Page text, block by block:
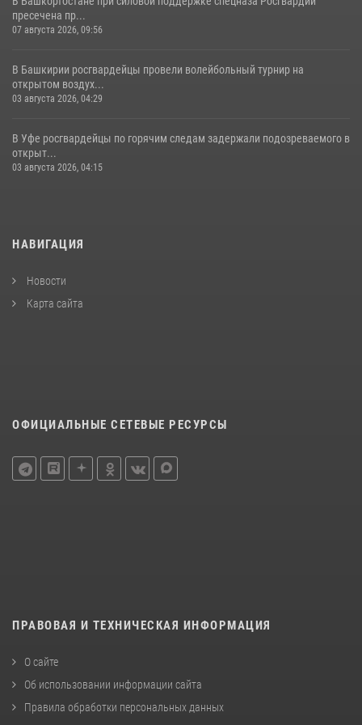
пресечена пр...
07 августа 2026, 09:56
В Башкирии росгвардейцы провели волейбольный турнир на
открытом воздух...
03 августа 2026, 04:29
В Уфе росгвардейцы по горячим следам задержали подозреваемого в
открыт...
03 августа 2026, 04:15
НАВИГАЦИЯ
Новости
Карта сайта
ОФИЦИАЛЬНЫЕ СЕТЕВЫЕ РЕСУРСЫ
ПРАВОВАЯ И ТЕХНИЧЕСКАЯ ИНФОРМАЦИЯ
О сайте
Об использовании информации сайта
Правила обработки персональных данных